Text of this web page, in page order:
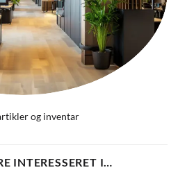
og inventar
INTERESSERET I…